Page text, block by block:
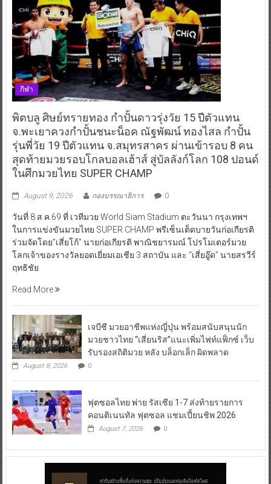
กีฬา
พิตบลู ศิษย์ทรายทอง กำปั้นดาวรุ่งวัย 15 ปีตัวแทน
จ.พะเยาควงกำปั้นชนะน็อค ณัฐพัฒน์ ทองไสล กำปั้น
รุ่นพี่วัย 19 ปีตัวแทน จ.สมุทรสาคร ผ่านเข้ารอบ 8 คน
สุดท้ายมวยรอบโกลบอลเฮ้าส์ สู่บัลลังก์โลก 108 ปอนด์
ในศึกมวยไทย SUPER CHAMP
August 9, 2026 กองบรรณาธิการ 0
วันที่ 8 ส.ค.69 ที่ เวทีมวย World Siam Stadium ตะวันนา กรุงเทพฯ
ในการแข่งขันมวยไทย SUPER CHAMP พรีเซ็นเต็ดบายวันก่อเกียรติ
ร่วมจัดโดย”เสี่ยโก้” นายก่อเกียรติ พาณิชยารมณ์ โปรโมเตอร์มวย
โลกเจ้าของรางวัลยอดเยี่ยมเอเชีย 3 สถาบัน และ “เสี่ยอู๊ด” นายสรวีร์
ฤทธิชัย
Read More
เจบีซี มวยอาชีพแห่งญี่ปุ่น พร้อมสนับสนุนนัก
มวยชาวไทย “เสี่ยนริส”แนะเพิ่มไฟท์แฟ็กซ์ เว็บ
รับรองสถิติมวย หลัง บล็อกเล็ก ผิดพลาด
August 8, 2026 0
ฟุตซอลไทย พ่าย รัสเซีย 1-7 ส่งท้ายรายการ
คอนติเนนทัล ฟุตซอล แชมเปี้ยนชิพ 2026
August 7, 2026 0